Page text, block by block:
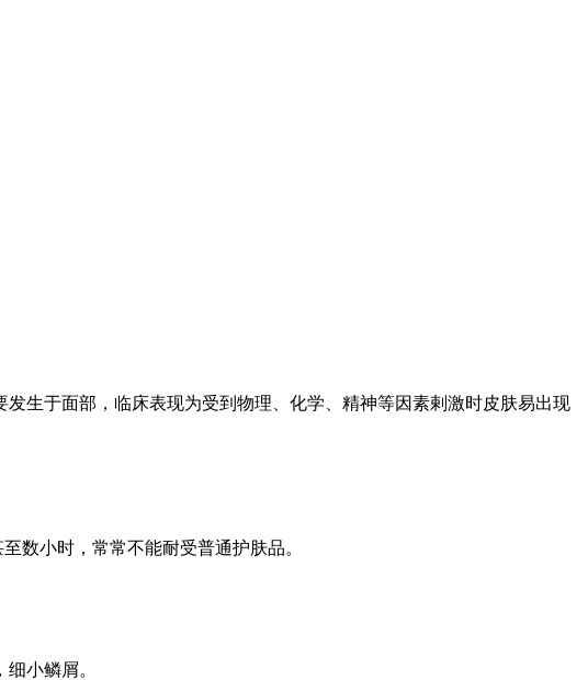
发生于面部，临床表现为受到物理、化学、精神等因素剌激时皮肤易出现
数小时，常常不能耐受普通护肤品。
小鳞屑。